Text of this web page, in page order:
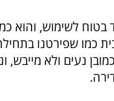
בטוח לשימוש, והוא
כמו שפירטנו
נעים ולא מייבש,